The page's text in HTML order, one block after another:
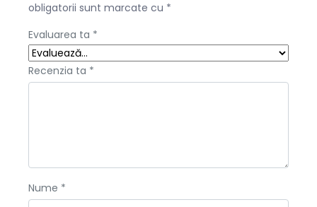
obligatorii sunt marcate cu *
Evaluarea ta *
Recenzia ta *
Nume *